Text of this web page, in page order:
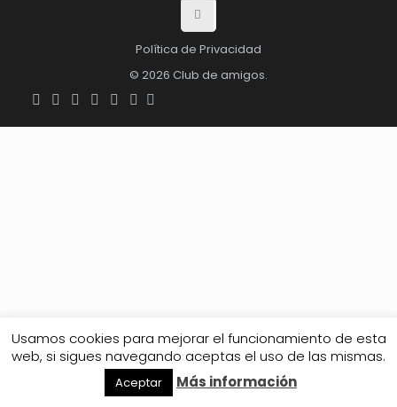
Política de Privacidad
© 2026 Club de amigos.
Usamos cookies para mejorar el funcionamiento de esta
web, si sigues navegando aceptas el uso de las mismas.
Aceptar Más información